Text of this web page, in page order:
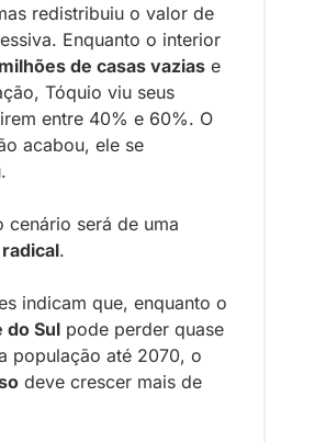
redistribuiu o valor de
Enquanto o interior
de casas vazias e
Tóquio viu seus
entre 40% e 60%. O
acabou, ele se
.
do Sul pode perder quase
deve crescer mais de